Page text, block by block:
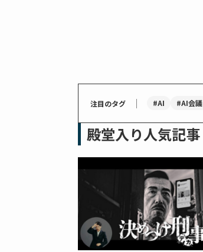
注目のタグ ｜ #AI #AI会議
殿堂入り人気記事